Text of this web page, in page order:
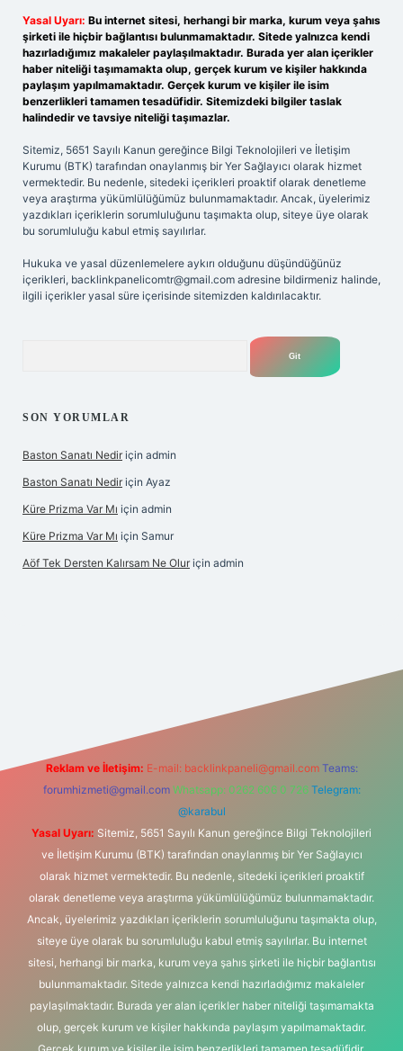
Yasal Uyarı: Bu internet sitesi, herhangi bir marka, kurum veya şahıs
şirketi ile hiçbir bağlantısı bulunmamaktadır. Sitede yalnızca kendi
hazırladığımız makaleler paylaşılmaktadır. Burada yer alan içerikler
haber niteliği taşımamakta olup, gerçek kurum ve kişiler hakkında
paylaşım yapılmamaktadır. Gerçek kurum ve kişiler ile isim
benzerlikleri tamamen tesadüfidir. Sitemizdeki bilgiler taslak
halindedir ve tavsiye niteliği taşımazlar.
Sitemiz, 5651 Sayılı Kanun gereğince Bilgi Teknolojileri ve İletişim
Kurumu (BTK) tarafından onaylanmış bir Yer Sağlayıcı olarak hizmet
vermektedir. Bu nedenle, sitedeki içerikleri proaktif olarak denetleme
veya araştırma yükümlülüğümüz bulunmamaktadır. Ancak, üyelerimiz
yazdıkları içeriklerin sorumluluğunu taşımakta olup, siteye üye olarak
bu sorumluluğu kabul etmiş sayılırlar.
Hukuka ve yasal düzenlemelere aykırı olduğunu düşündüğünüz
içerikleri, backlinkpanelicomtr@gmail.com adresine bildirmeniz halinde,
ilgili içerikler yasal süre içerisinde sitemizden kaldırılacaktır.
SON YORUMLAR
Baston Sanatı Nedir için admin
Baston Sanatı Nedir için Ayaz
Küre Prizma Var Mı için admin
Küre Prizma Var Mı için Samur
Aöf Tek Dersten Kalırsam Ne Olur için admin
Reklam ve İletişim: E-mail: backlinkpaneli@gmail.com Teams:
forumhizmeti@gmail.com Whatsapp: 0262 606 0 726 Telegram:
@karabul
Yasal Uyarı: Sitemiz, 5651 Sayılı Kanun gereğince Bilgi Teknolojileri
ve İletişim Kurumu (BTK) tarafından onaylanmış bir Yer Sağlayıcı
olarak hizmet vermektedir. Bu nedenle, sitedeki içerikleri proaktif
olarak denetleme veya araştırma yükümlülüğümüz bulunmamaktadır.
Ancak, üyelerimiz yazdıkları içeriklerin sorumluluğunu taşımakta olup,
siteye üye olarak bu sorumluluğu kabul etmiş sayılırlar. Bu internet
sitesi, herhangi bir marka, kurum veya şahıs şirketi ile hiçbir bağlantısı
bulunmamaktadır. Sitede yalnızca kendi hazırladığımız makaleler
paylaşılmaktadır. Burada yer alan içerikler haber niteliği taşımamakta
olup, gerçek kurum ve kişiler hakkında paylaşım yapılmamaktadır.